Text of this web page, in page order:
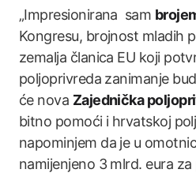
„Impresionirana sam
Kongresu, brojnost mladih
zemalja članica EU koji
poljoprivreda zanimanje
će nova Zajednička
bitno pomoći i hrvatskoj
napominjem da je u
namijenjeno 3 mlrd. eura